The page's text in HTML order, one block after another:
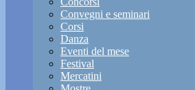
Convegni e seminari
Corsi
Danza
Eventi del mese
Festival
Mercatini